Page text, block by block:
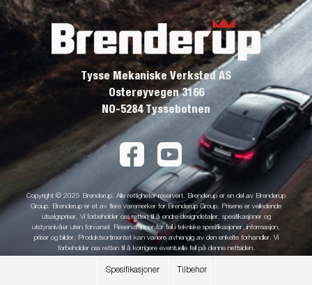
Spesifikasjoner Tilbehør
Tysse Mekaniske Verksted AS
Osterøyvegen 3166
NO-5284 Tyssebotnen
Copyright © 2025 Brenderup. Alle rettigheter reservert. Brenderup er en del av Brenderup
Group. Brenderup er et av flere varemerker for Brenderup Group. Prisene er veiledende
utsalgspriser. Vi forbeholder oss retten til å endre designdetaljer, spesifikasjoner og
utstyrsnivåer uten forvarsel. Reservasjoner for feil i tekniske spesifikasjoner, informasjon,
priser og bilder. Produktsortimentet kan variere avhengig av den enkelte forhandler. Vi
forbeholder oss retten til å korrigere eventuelle feil på denne nettsiden.